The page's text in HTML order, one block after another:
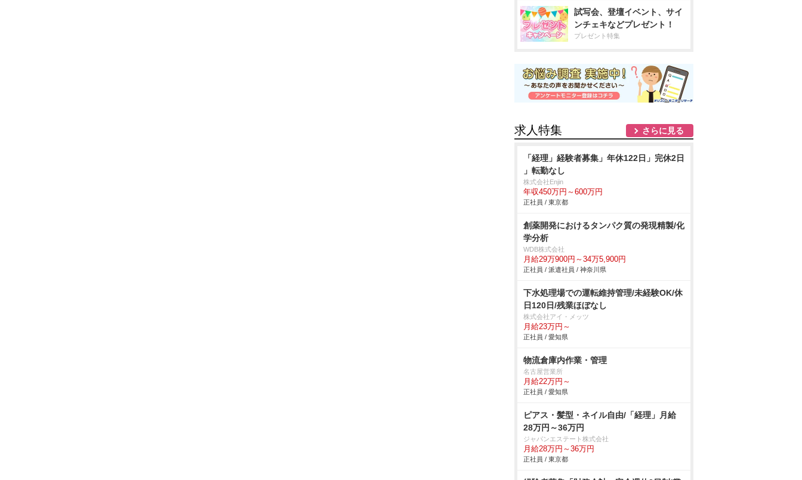
試写会、登壇イベント、サイ
ンチェキなどプレゼント！
プレゼント特集
求人特集 さらに見る
「経理」経験者募集」年休122日」完休2日
」転勤なし
株式会社Enjin
年収450万円～600万円
正社員 / 東京都
創薬開発におけるタンパク質の発現精製/化
学分析
WDB株式会社
月給29万900円～34万5,900円
正社員 / 派遣社員 / 神奈川県
下水処理場での運転維持管理/未経験OK/休
日120日/残業ほぼなし
株式会社アイ・メッツ
月給23万円～
正社員 / 愛知県
物流倉庫内作業・管理
名古屋営業所
月給22万円～
正社員 / 愛知県
ピアス・髪型・ネイル自由/「経理」月給
28万円～36万円
ジャパンエステート株式会社
月給28万円～36万円
正社員 / 東京都